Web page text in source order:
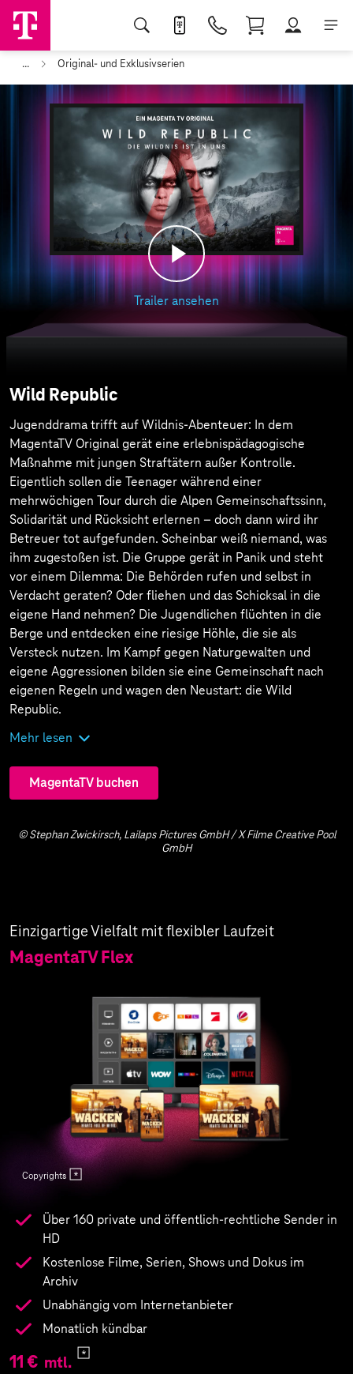
... Original- und Exklusivserien
Play
Trailer ansehen
Wild Republic
Jugenddrama trifft auf Wildnis-Abenteuer: In dem
MagentaTV Original gerät eine erlebnispädagogische
Maßnahme mit jungen Straftätern außer Kontrolle.
Eigentlich sollen die Teenager während einer
mehrwöchigen Tour durch die Alpen Gemeinschaftssinn,
Solidarität und Rücksicht erlernen – doch dann wird ihr
Betreuer tot aufgefunden. Scheinbar weiß niemand, was
ihm zugestoßen ist. Die Gruppe gerät in Panik und steht
vor einem Dilemma: Die Behörden rufen und selbst in
Verdacht geraten? Oder fliehen und das Schicksal in die
eigene Hand nehmen? Die Jugendlichen flüchten in die
Berge und entdecken eine riesige Höhle, die sie als
Versteck nutzen. Im Kampf gegen Naturgewalten und
eigene Aggressionen bilden sie eine Gemeinschaft nach
eigenen Regeln und wagen den Neustart: die Wild
Republic.
Mehr lesen
MagentaTV buchen
© Stephan Zwickirsch, Lailaps Pictures GmbH / X Filme Creative Pool
GmbH
Einzigartige Vielfalt mit flexibler Laufzeit
MagentaTV Flex
Copyrights
Über 160 private und öffentlich-rechtliche Sender in
HD
Kostenlose Filme, Serien, Shows und Dokus im
Archiv
Unabhängig vom Internetanbieter
Monatlich kündbar
11 € mtl.